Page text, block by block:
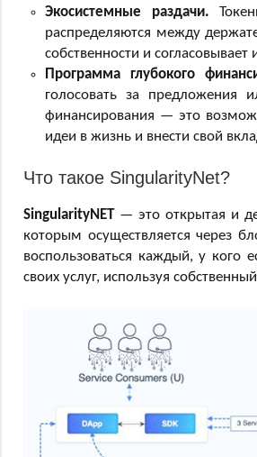
Экосистемные раздачи.
распределяются между
собственности и
Программа глубокого
голосовать за предложения
финансирования — это
идеи в жизнь и внести свой
Что такое SingularityNet?
SingularityNET— это открытая и
которым осуществляется через
воспользоваться каждый, у кого
своих услуг, используя